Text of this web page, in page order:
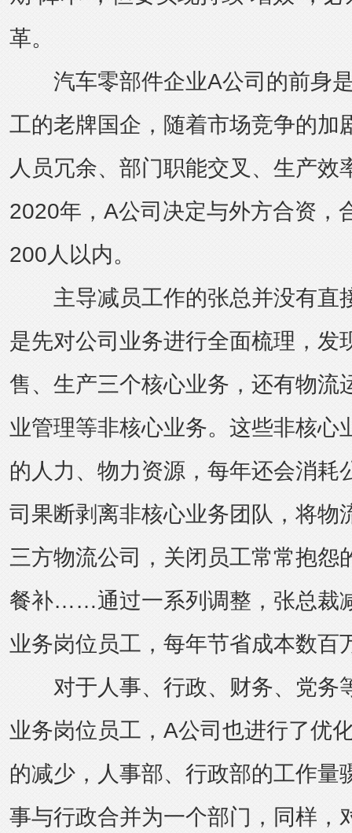
革。
汽车零部件企业A公司的前身
工的老牌国企，随着市场竞争的加
人员冗余、部门职能交叉、生产效
2020年，A公司决定与外方合资，
200人以内。
主导减员工作的张总并没有直
是先对公司业务进行全面梳理，发
售、生产三个核心业务，还有物流
业管理等非核心业务。这些非核心
的人力、物力资源，每年还会消耗
司果断剥离非核心业务团队，将物
三方物流公司，关闭员工常常抱怨
餐补……通过一系列调整，张总裁
业务岗位员工，每年节省成本数百
对于人事、行政、财务、党务
业务岗位员工，A公司也进行了优
的减少，人事部、行政部的工作量
事与行政合并为一个部门，同样，